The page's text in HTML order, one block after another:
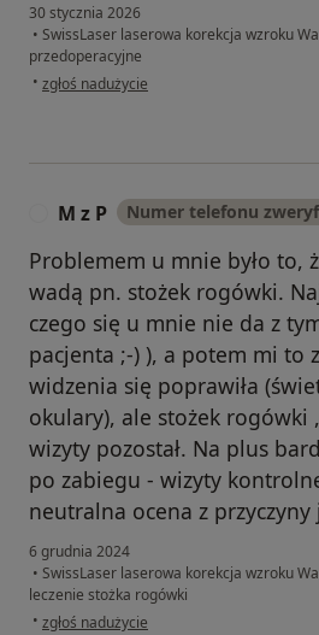
30 stycznia 2026
• SwissLaser laserowa korekcja wzroku
przedoperacyjne
• w opinii użytkownika Barbara R
zgłoś nadużycie
M z P Numer telefonu
Problemem u mnie było to,
wadą pn. stożek rogówki.
czego się u mnie nie da z
pacjenta ;-) ), a potem mi to
widzenia się poprawiła
okulary), ale stożek rogówki
wizyty pozostał. Na plus
po zabiegu - wizyty
neutralna ocena z przyczyny
6 grudnia 2024
• SwissLaser laserowa korekcja wzroku
leczenie stożka rogówki
• w opinii użytkownika M z P
zgłoś nadużycie